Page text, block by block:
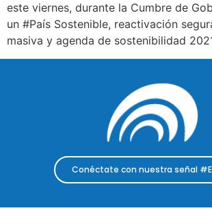
este viernes, durante la Cumbre de
un #País Sostenible, reactivación
masiva y agenda de sostenibilidad
Conéctate con nuestra señal